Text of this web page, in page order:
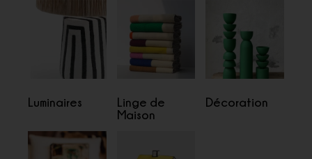
Luminaires
Linge de
Maison
Décoration